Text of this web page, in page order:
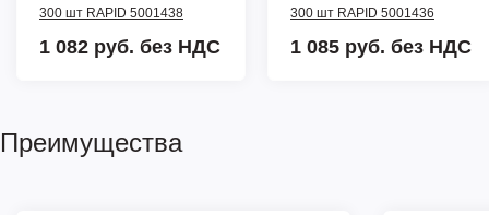
300 шт RAPID 5001438
1 082 руб. без НДС
300 шт RAPID 5001436
1 085 руб. без НДС
Преимущества